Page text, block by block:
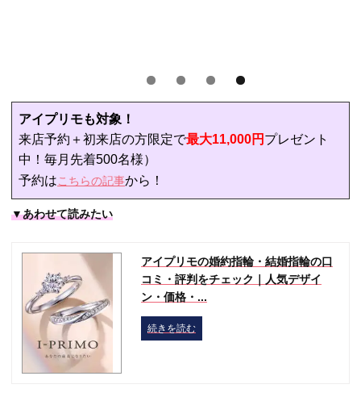
アイプリモも対象！
来店予約＋初来店の方限定で最大11,000円 プレゼント
中！毎月先着500名様）
予約はこちらの記事から！
▼あわせて読みたい
アイプリモの婚約指輪・結婚指輪の口
コミ・評判をチェック｜人気デザイ
ン・価格・...
続きを読む